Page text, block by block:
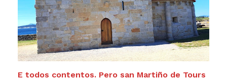
E todos contentos. Pero san Martiño de Tours